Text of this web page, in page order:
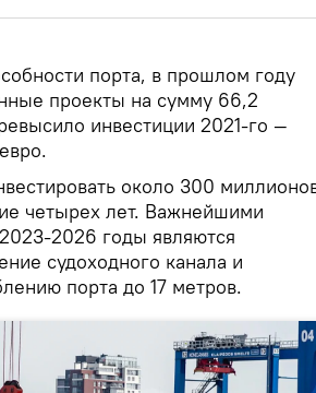
порта, в прошлом году
проекты на сумму 66,2
инвестиции 2021-го —
около 300
четырех лет. Важнейшими
2026 годы являются
судоходного канала и
порта до 17 метров.